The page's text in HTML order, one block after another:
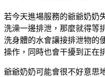
若今天進場服務的爺爺奶奶
洗澡一邊排泄，那麼就得等
洗身體的水會讓接排泄物的
操作，同時也會干擾到正在
爺爺奶奶可能會很不好意思